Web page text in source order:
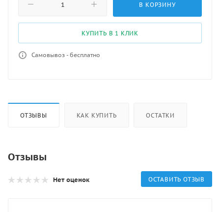
В КОРЗИНУ
КУПИТЬ В 1 КЛИК
Самовывоз - бесплатно
ОТЗЫВЫ КАК КУПИТЬ ОСТАТКИ
Отзывы
Нет оценок ОСТАВИТЬ ОТЗЫВ